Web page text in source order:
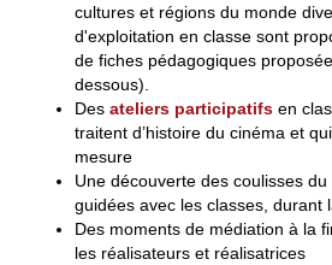
cultures et régions du monde
d'exploitation en classe sont
de fiches pédagogiques
dessous).
Desateliers participatifsen
traitent d’histoire du cinéma et
mesure
Une découverte des coulisses
guidées avec les classes, durant
Des moments de médiation à la
les réalisateurs et réalisatrices